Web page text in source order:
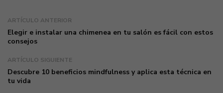
ARTÍCULO ANTERIOR
Elegir e instalar una chimenea en tu salón es fácil con estos
consejos
ARTÍCULO SIGUIENTE
Descubre 10 beneficios mindfulness y aplica esta técnica en
tu vida